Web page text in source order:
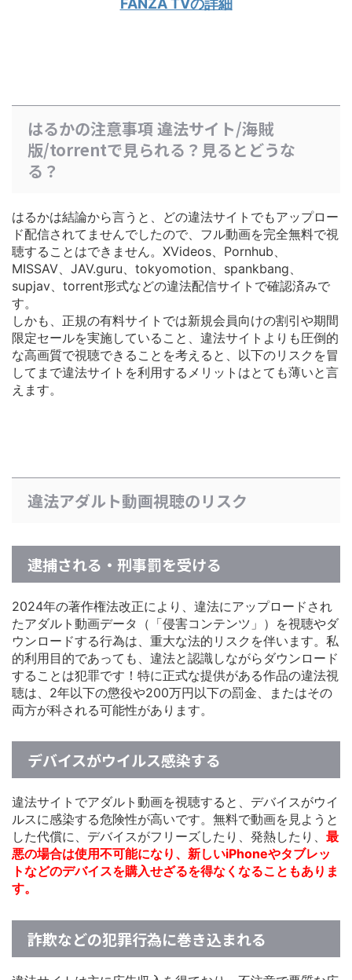
FANZA TVの詳細
はるかの注意事項 違法サイト/海賊
版/torrentで見られる？見るとどうな
る？
はるかは結論から言うと、どの違法サイトでもアップロー
ド配信されてませんでしたので、フル動画を完全無料で視
聴することはできません。XVideos、Pornhub、
MISSAV、JAV.guru、tokyomotion、spankbang、
supjav、torrent形式などの違法配信サイトで確認済みで
す。
しかも、正規の有料サイトでは新規会員向けの割引や期間
限定セールを実施している こと、違法サイトよりも圧倒的
な高画質で視聴できることを考えると、以下のリスクを冒
してまで違法サイトを利用するメリットはとても薄いと言
えます。
違法アダルト動画視聴のリスク
逮捕される・刑事罰を受ける
2024年の著作権法改正により、違法にアップロードされ
たアダルト動画データ（「侵害コンテンツ」）を視聴やダ
ウンロードする行為は、重大な法的リスクを伴います。私
的利用目的であっても、違法と認識しながらダウンロード
することは犯罪です！特に正式な提供がある作品の違法視
聴は、2年以下の懲役や200万円以下の罰金、またはその
両方が科される可能性があります。
デバイスがウイルス感染する
違法サイトでアダルト動画を視聴すると、デバイスがウイ
ルスに感染する危険性が高いです。無料で動画を見ようと
した代償に、デバイスがフリーズしたり、発熱したり、 最
悪の場合は使用不可能になり、新しいiPhoneやタブレッ
トなどのデバイスを購入せざるを得なくなることもありま
す。
詐欺などの犯罪行為に巻き込まれる